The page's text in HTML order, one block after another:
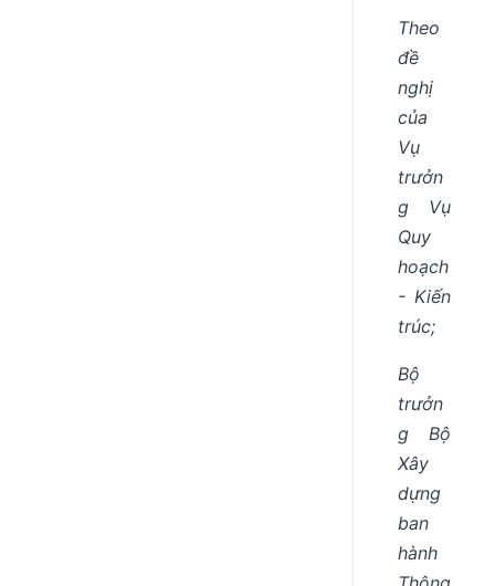
Theo
đề
nghị
của
Vụ
trưởn
g Vụ
Quy
hoạch
- Kiến
trúc;
Bộ
trưởn
g Bộ
Xây
dựng
ban
hành